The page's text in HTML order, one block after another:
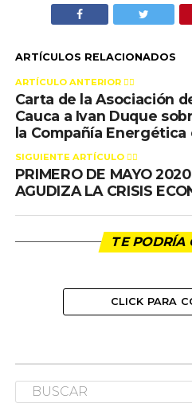
ARTÍCULOS RELACIONADOS
ARTÍCULO ANTERIOR 👉🏻
Carta de la Asociación
Cauca a Ivan Duque
la Compañía
SIGUIENTE ARTÍCULO 👈🏻
PRIMERO DE MAYO
AGUDIZA LA CRISIS
TE PODRÍA
CLICK PARA
NACIONALES